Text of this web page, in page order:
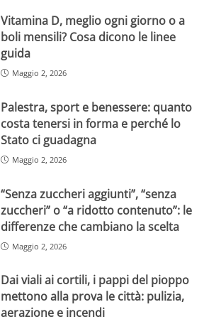
Vitamina D, meglio ogni giorno o a
boli mensili? Cosa dicono le linee
guida
Maggio 2, 2026
Palestra, sport e benessere: quanto
costa tenersi in forma e perché lo
Stato ci guadagna
Maggio 2, 2026
“Senza zuccheri aggiunti”, “senza
zuccheri” o “a ridotto contenuto”: le
differenze che cambiano la scelta
Maggio 2, 2026
Dai viali ai cortili, i pappi del pioppo
mettono alla prova le città: pulizia,
aerazione e incendi